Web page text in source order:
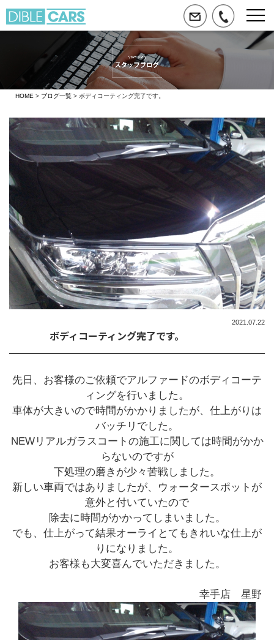
HOME > ブログ一覧 > ボディコーティング完了です。
ボディコーティング完了です。
2021.07.22
先日、お客様のご依頼でアルファードのボディコーテ
ィングを行いました。
車体が大きいので時間がかかりましたが、仕上がりは
バッチリでした。
NEWリアルガラスコートの施工に関しては時間がかか
らないのですが
下処理の磨きが少々苦戦しました。
新しい車両ではありましたが、ウォータースポットが
意外と付いていたので
除去に時間がかかってしまいました。
でも、仕上がって結果オーライとてもきれいな仕上が
りになりました。
お客様も大変喜んでいただきました。
幸手店 星野